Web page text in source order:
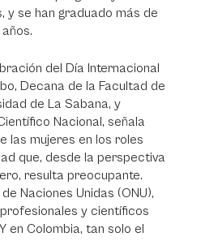
y se han graduado más de
del Día Internacional
Decana de la Facultad de
de La Sabana, y
Nacional, señala
las mujeres en los roles
que, desde la perspectiva
resulta preocupante.
Naciones Unidas (ONU),
y científicos
en Colombia, tan solo el